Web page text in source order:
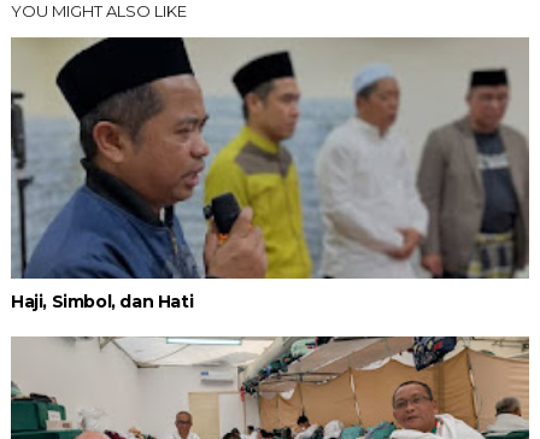
YOU MIGHT ALSO LIKE
Haji, Simbol, dan Hati